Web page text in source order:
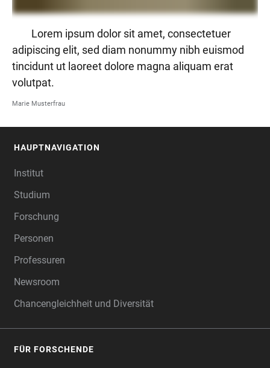
Lorem ipsum dolor sit amet, consectetuer
adipiscing elit, sed diam nonummy nibh euismod
tincidunt ut laoreet dolore magna aliquam erat
volutpat.
Marie Musterfrau
HAUPTNAVIGATION
Institut
Studium
Forschung
Personen
Professuren
Newsroom
Chancengleichheit und Diversität
FÜR FORSCHENDE